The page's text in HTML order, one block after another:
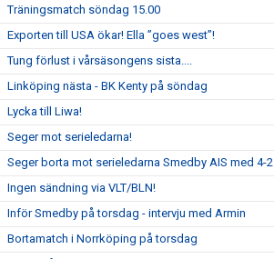
Träningsmatch söndag 15.00
Exporten till USA ökar! Ella ”goes west”!
Tung förlust i vårsäsongens sista....
Linköping nästa - BK Kenty på söndag
Lycka till Liwa!
Seger mot serieledarna!
Seger borta mot serieledarna Smedby AIS med 4-2
Ingen sändning via VLT/BLN!
Inför Smedby på torsdag - intervju med Armin
Bortamatch i Norrköping på torsdag